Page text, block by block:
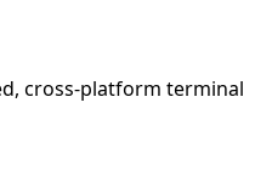
cross-platform terminal